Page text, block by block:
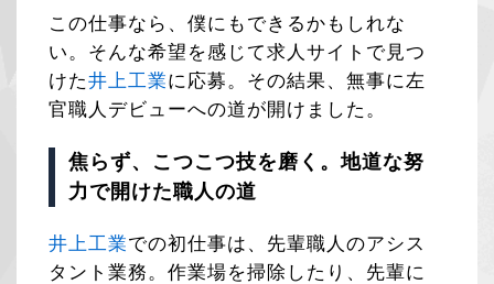
この仕事なら、僕にもできるかもしれな
い。そんな希望を感じて求人サイトで見つ
けた井上工業に応募。その結果、無事に左
官職人デビューへの道が開けました。
焦らず、こつこつ技を磨く。地道な努
力で開けた職人の道
井上工業での初仕事は、先輩職人のアシス
タント業務。作業場を掃除したり、先輩に